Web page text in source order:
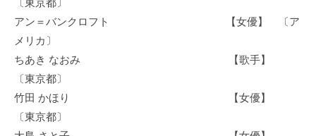
〔東京都〕
アン＝バンクロフト 【女優】 〔ア
メリカ〕
ちあき なおみ 【歌手】
〔東京都〕
竹田 かほり 【女優】
〔東京都〕